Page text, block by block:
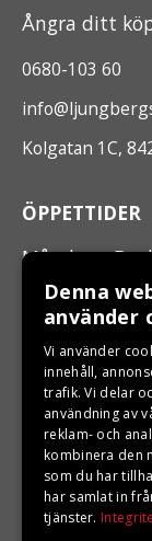
Ångra ditt
0680-103 60
Kolgatan 1C,
ÖPPETTIDER
Måndag -
Din BRP
Denna
använder
Vi använder
innehåll,
trafik. Vi delar
användning av
reklam- och
kombinera den
som du har
har samlat in
tjänster.